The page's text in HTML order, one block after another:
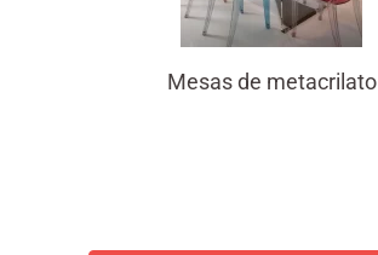
Mesas de metacrilato